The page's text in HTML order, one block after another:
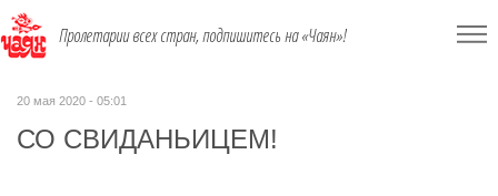
Пролетарии всех стран, подпишитесь на «Чаян»!
20 мая 2020 - 05:01
СО СВИДАНЬИЦЕМ!